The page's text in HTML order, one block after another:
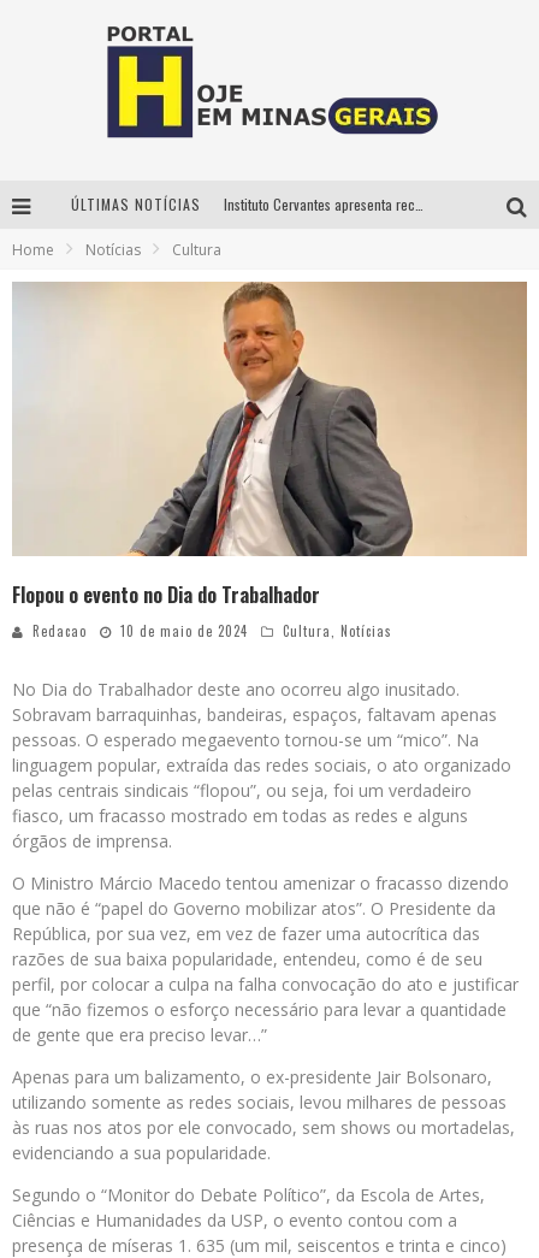
ÚLTIMAS NOTÍCIAS
Home Notícias Cultura
Flopou o evento no Dia do Trabalhador
Redacao 10 de maio de 2024 Cultura, Notícias
No Dia do Trabalhador deste ano ocorreu algo inusitado.
Sobravam barraquinhas, bandeiras, espaços, faltavam apenas
pessoas. O esperado megaevento tornou-se um “mico”. Na
linguagem popular, extraída das redes sociais, o ato organizado
pelas centrais sindicais “flopou”, ou seja, foi um verdadeiro
fiasco, um fracasso mostrado em todas as redes e alguns
órgãos de imprensa.
O Ministro Márcio Macedo tentou amenizar o fracasso dizendo
que não é “papel do Governo mobilizar atos”. O Presidente da
República, por sua vez, em vez de fazer uma autocrítica das
razões de sua baixa popularidade, entendeu, como é de seu
perfil, por colocar a culpa na falha convocação do ato e justificar
que “não fizemos o esforço necessário para levar a quantidade
de gente que era preciso levar…”
Apenas para um balizamento, o ex-presidente Jair Bolsonaro,
utilizando somente as redes sociais, levou milhares de pessoas
às ruas nos atos por ele convocado, sem shows ou mortadelas,
evidenciando a sua popularidade.
Segundo o “Monitor do Debate Político”, da Escola de Artes,
Ciências e Humanidades da USP, o evento contou com a
presença de míseras 1. 635 (um mil, seiscentos e trinta e cinco)